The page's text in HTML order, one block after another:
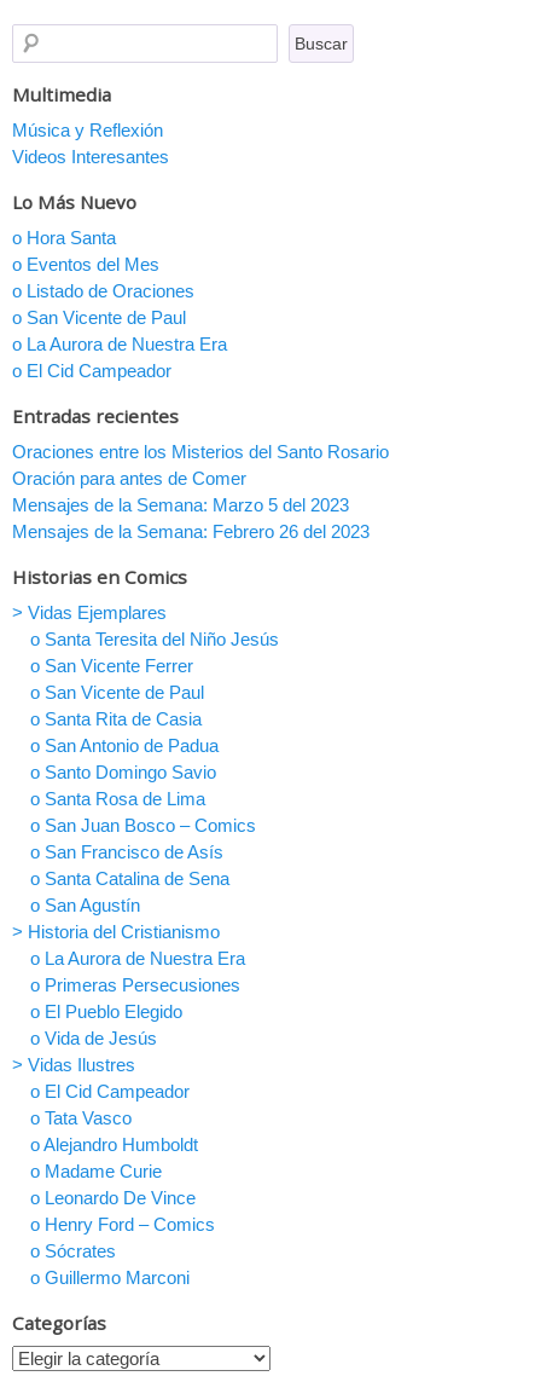
Multimedia
Música y Reflexión
Videos Interesantes
Lo Más Nuevo
o Hora Santa
o Eventos del Mes
o Listado de Oraciones
o San Vicente de Paul
o La Aurora de Nuestra Era
o El Cid Campeador
Entradas recientes
Oraciones entre los Misterios del Santo Rosario
Oración para antes de Comer
Mensajes de la Semana: Marzo 5 del 2023
Mensajes de la Semana: Febrero 26 del 2023
Historias en Comics
> Vidas Ejemplares
o Santa Teresita del Niño Jesús
o San Vicente Ferrer
o San Vicente de Paul
o Santa Rita de Casia
o San Antonio de Padua
o Santo Domingo Savio
o Santa Rosa de Lima
o San Juan Bosco – Comics
o San Francisco de Asís
o Santa Catalina de Sena
o San Agustín
> Historia del Cristianismo
o La Aurora de Nuestra Era
o Primeras Persecusiones
o El Pueblo Elegido
o Vida de Jesús
> Vidas Ilustres
o El Cid Campeador
o Tata Vasco
o Alejandro Humboldt
o Madame Curie
o Leonardo De Vince
o Henry Ford – Comics
o Sócrates
o Guillermo Marconi
Categorías